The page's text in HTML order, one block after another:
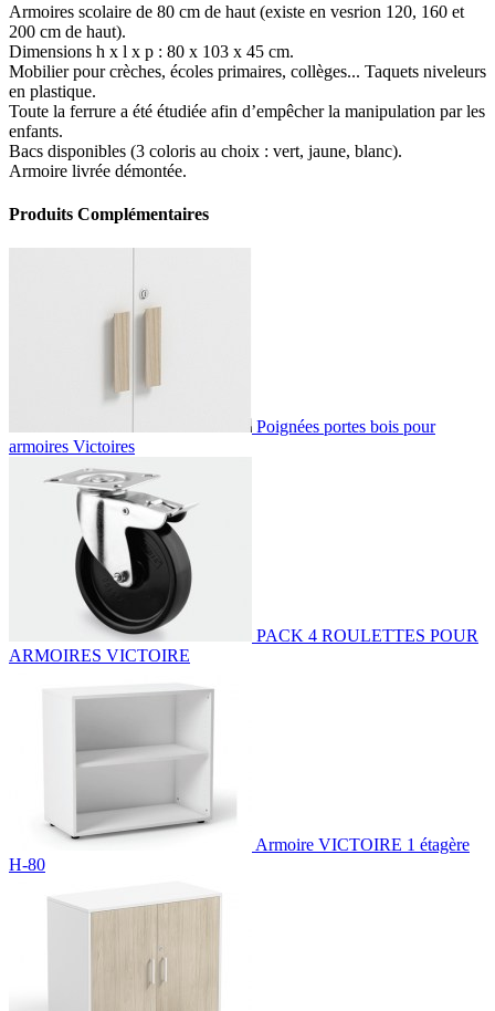
Armoires scolaire de 80 cm de haut (existe en vesrion 120, 160 et
200 cm de haut).
Dimensions h x l x p : 80 x 103 x 45 cm.
Mobilier pour crèches, écoles primaires, collèges... Taquets niveleurs
en plastique.
Toute la ferrure a été étudiée afin d’empêcher la manipulation par les
enfants.
Bacs disponibles (3 coloris au choix : vert, jaune, blanc).
Armoire livrée démontée.
Produits Complémentaires
Poignées portes bois pour
armoires Victoires
PACK 4 ROULETTES POUR
ARMOIRES VICTOIRE
Armoire VICTOIRE 1 étagère
H-80